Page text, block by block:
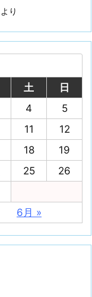
より
土 日
6月 »
4
5
11
12
18
19
25
26